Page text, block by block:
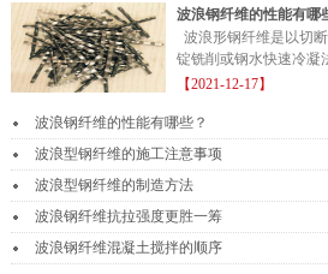
波浪钢纤维的性能有哪
波浪形钢纤维是以切
锭铣削或钢水快速冷凝
【2021-12-17】
波浪钢纤维的性能有哪些？
波浪型钢纤维的施工注意事项
波浪型钢纤维的制造方法
波浪钢纤维抗拉强度更胜一筹
波浪钢纤维混凝土搅拌的顺序